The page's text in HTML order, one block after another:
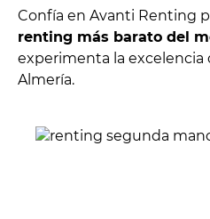
Confía en Avanti Renting
renting más barato del
experimenta la excelencia
Almería.